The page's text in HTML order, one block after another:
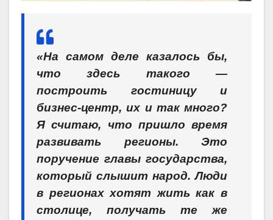
«На самом деле казалось бы,
что здесь такого —
построить гостиницу и
бизнес-центр, их и так много?
Я считаю, что пришло время
развивать регионы. Это
поручение главы государства,
который слышит народ. Люди
в регионах хотят жить как в
столице, получать те же